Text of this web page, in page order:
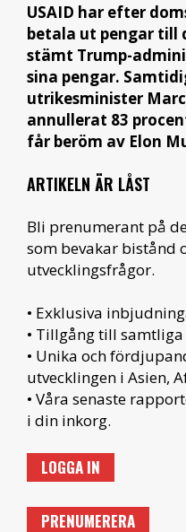
USAID har efter
betala ut pengar till
stämt Trump-
sina pengar.
utrikesminister
annullerat 83
får beröm av Elon
ARTIKELN ÄR LÅST
Bli prenumerant på
som bevakar bistånd
utvecklingsfrågor.
• Exklusiva
• Tillgång till
• Unika och
utvecklingen i Asien,
• Våra senaste
i din inkorg.
LOGGA IN
PRENUMERERA